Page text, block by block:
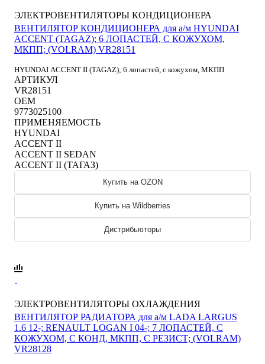
ЭЛЕКТРОВЕНТИЛЯТОРЫ КОНДИЦИОНЕРА
ВЕНТИЛЯТОР КОНДИЦИОНЕРА для а/м HYUNDAI
ACCENT (TAGAZ); 6 ЛОПАСТЕЙ, С КОЖУХОМ,
МКПП; (VOLRAM) VR28151
HYUNDAI ACCENT II (TAGAZ); 6 лопастей, с кожухом, МКПП
АРТИКУЛ
VR28151
OEM
9773025100
ПРИМЕНЯЕМОСТЬ
HYUNDAI
ACCENT II
ACCENT II SEDAN
ACCENT II (ТАГАЗ)
Купить на OZON
Купить на Wildberries
Дистрибьюторы
ЭЛЕКТРОВЕНТИЛЯТОРЫ ОХЛАЖДЕНИЯ
ВЕНТИЛЯТОР РАДИАТОРА для а/м LADA LARGUS
1.6 12-; RENAULT LOGAN I 04-; 7 ЛОПАСТЕЙ, С
КОЖУХОМ, С КОНД, МКПП, С РЕЗИСТ; (VOLRAM)
VR28128